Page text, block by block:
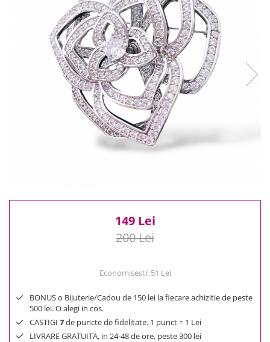
Bijuterii Mirese
Cele mai noi
Cele mai vandute
Cele mai votate
300 Lei - 500 Lei
149 Lei
200 Lei
Economisesti: 51 Lei
BONUS o Bijuterie/Cadou de 150 lei la fiecare achizitie de peste
500 lei. O alegi in cos.
CASTIGI 7de puncte de fidelitate. 1 punct = 1 Lei
LIVRARE GRATUITA, in 24-48 de ore, peste 300 lei